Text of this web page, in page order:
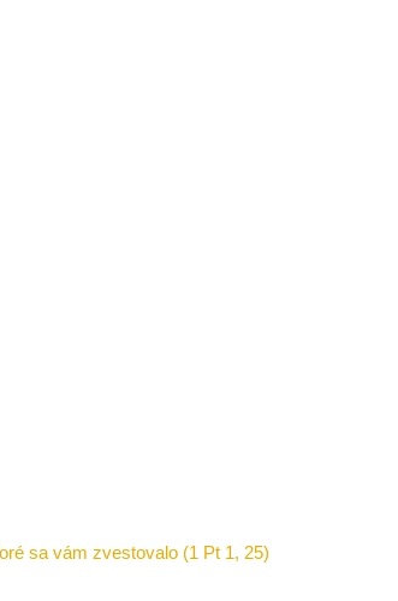
sa vám zvestovalo (1 Pt 1, 25)